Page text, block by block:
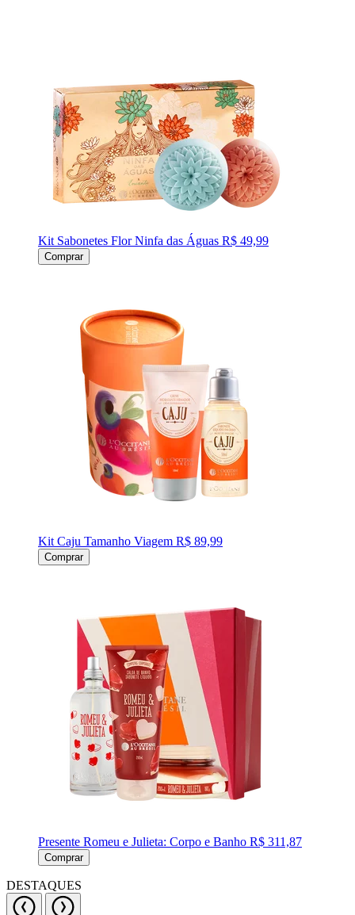
Kit Sabonetes Flor Ninfa das Águas R$ 49,99
Comprar
Kit Caju Tamanho Viagem R$ 89,99
Comprar
Presente Romeu e Julieta: Corpo e Banho R$ 311,87
Comprar
DESTAQUES